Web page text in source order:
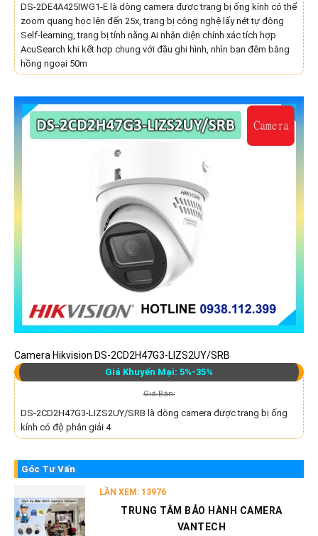
DS-2DE4A425IWG1-E là dòng camera được trang bị ống kính có thể
zoom quang học lên đến 25x, trang bị công nghệ lấy nét tự động
Self-learning, trang bị tính năng Ai nhận diện chính xác tích hợp
AcuSearch khi kết hợp chung với đầu ghi hình, nhìn ban đêm bằng
hồng ngoại 50m
Camera Hikvision DS-2CD2H47G3-LIZS2UY/SRB
Giá Khuyến Mại: 5%-35%
Giá Bán:
DS-2CD2H47G3-LIZS2UY/SRB là dòng camera được trang bị ống
kính có độ phân giải 4
Góc Tư Vấn
LẦN XEM: 13976
TRUNG TÂM BẢO HÀNH CAMERA
VANTECH